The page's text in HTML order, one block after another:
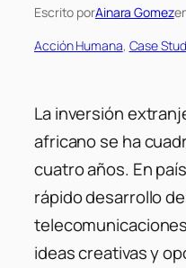
Escrito porAinara Gomez
Acción Humana, Case
La inversión
africano se ha
cuatro años. En
rápido desarrollo
ideas creativas y